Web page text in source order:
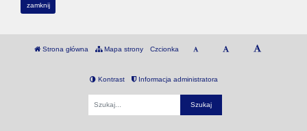
zamknij
Strona główna Mapa strony Czcionka
Kontrast Informacja administratora